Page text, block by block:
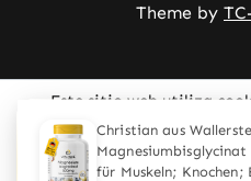
Theme by
Este sitio web utiliza
experiencia posible.
Solo los
Configurar